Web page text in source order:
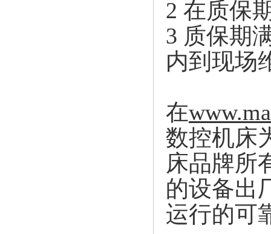
2 在质保
3 质保期
内到现场
在
数控机床
床品牌所
的设备出
运行的可